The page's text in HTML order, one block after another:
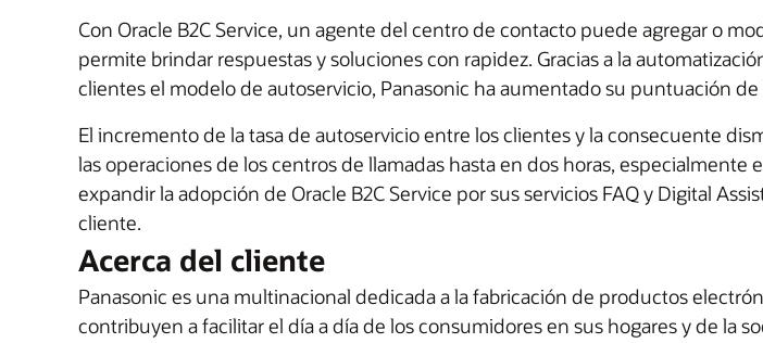
Con Oracle B2C Service, un agente del centro de contacto puede agregar o
permite brindar respuestas y soluciones con rapidez. Gracias a la
clientes el modelo de autoservicio, Panasonic ha aumentado su puntuación
El incremento de la tasa de autoservicio entre los clientes y la consecuente
las operaciones de los centros de llamadas hasta en dos horas,
expandir la adopción de Oracle B2C Service por sus servicios FAQ y Digital
cliente.
Acerca del cliente
Panasonic es una multinacional dedicada a la fabricación de productos
contribuyen a facilitar el día a día de los consumidores en sus hogares y de la